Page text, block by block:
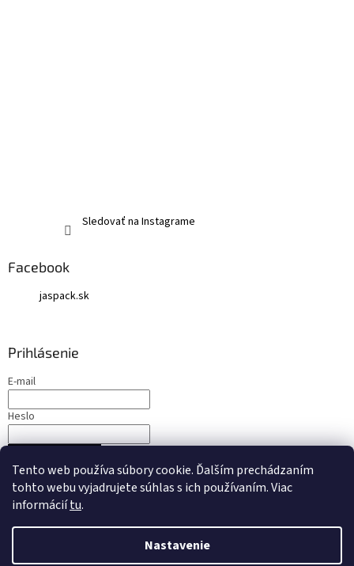
Tento web používa súbory cookie. Ďalším prechádzaním
tohto webu vyjadrujete súhlas s ich používaním. Viac
informáciítu.
Nastavenie
Sledovať na Instagrame
Facebook
jaspack.sk
Prihlásenie
E-mail
Heslo
Nová registrácia Zabudnuté heslo
Vytvoril Shoptet